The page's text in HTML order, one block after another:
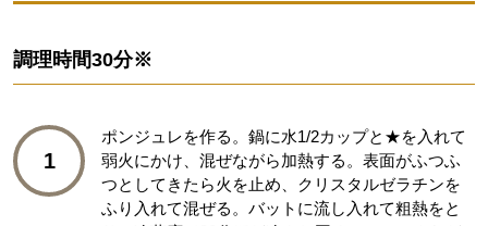
調理時間30分※
1
ポンジュレを作る。鍋に水1/2カップと★を入れて
弱火にかけ、混ぜながら加熱する。表面がふつふ
つとしてきたら火を止め、クリスタルゼラチンを
ふり入れて混ぜる。バットに流し入れて粗熱をと